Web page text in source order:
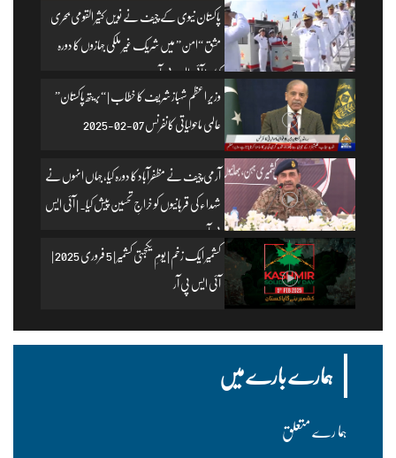
پاکستان نیوی کے چیف نے نویں کثیر القومی بحری
مشق “امن” میں شریک غیر ملکی جہازوں کا دورہ
کیا۔ | آئی ایس پی آر
وزیرِ اعظم شہباز شریف کا خطاب | “بریتھ پاکستان”
عالمی ماحولیاتی کانفرنس 07-02-2025
آرمی چیف نے مظفرآباد کا دورہ کیا، جہاں انہوں نے
شہداء کی قربانیوں کو خراجِ تحسین پیش کیا۔ | آئی ایس
پی آر
کشمیر ایک زخم | یومِ یکجہتی کشمیر | 5 فروری 2025 |
آئی ایس پی آر
ہمارے بارے میں
ہما رے متعلق